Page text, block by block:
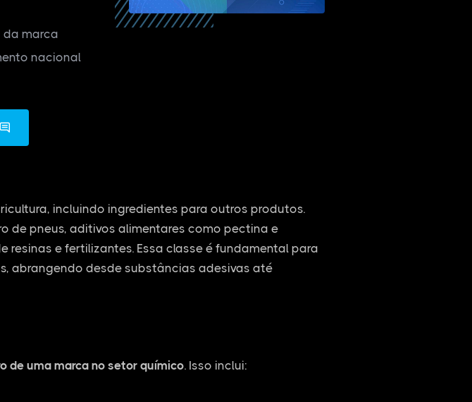
da marca
nacional
incluindo ingredientes para outros produtos.
de pneus, aditivos alimentares como pectina e
e fertilizantes. Essa classe é fundamental para
abrangendo desde substâncias adesivas até
de uma marca no setor químico. Isso inclui: